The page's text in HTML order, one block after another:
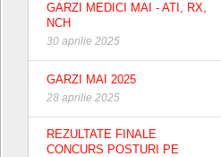
GARZI MEDICI MAI - ATI, RX,
NCH
30 aprilie 2025
GARZI MAI 2025
28 aprilie 2025
REZULTATE FINALE
CONCURS POSTURI PE